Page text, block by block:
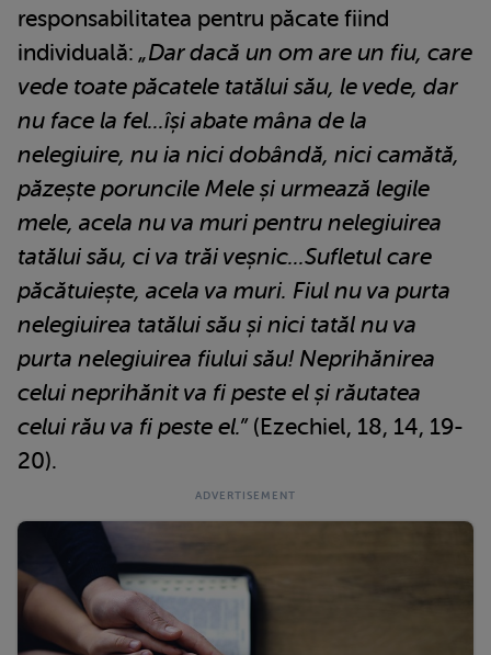
responsabilitatea pentru păcate fiind
individuală: „Dar dacă un om are un fiu, care
vede toate păcatele tatălui său, le vede, dar
nu face la fel...își abate mâna de la
nelegiuire, nu ia nici dobândă, nici camătă,
păzește poruncile Mele și urmează legile
mele, acela nu va muri pentru nelegiuirea
tatălui său, ci va trăi veșnic...Sufletul care
păcătuiește, acela va muri. Fiul nu va purta
nelegiuirea tatălui său și nici tatăl nu va
purta nelegiuirea fiului său! Neprihănirea
celui neprihănit va fi peste el și răutatea
celui rău va fi peste el.”(Ezechiel, 18, 14, 19-
20).